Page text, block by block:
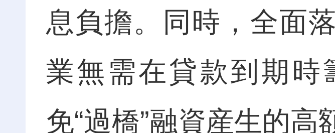
息負擔。同時，全面
業無需在貸款到期時
免“過橋”融資産生的